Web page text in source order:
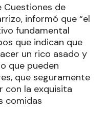
de
informó que “el
fundamental
que indican que
un rico asado y
que pueden
que seguramente
con la exquisita
comidas